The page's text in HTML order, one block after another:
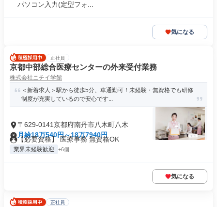
パソコン入力(定型フォ...
気になる
正社員
京都中部総合医療センターの外来受付業務
株式会社ニチイ学館
＜新着求人＞駅から徒歩5分、車通勤可！未経験・無資格でも研修
制度が充実しているので安心です...
〒629-0141京都府南丹市八木町八木
月給18万540円～18万7940円
【必要資格】 医療事務 無資格OK
業界未経験歓迎 +6個
気になる
正社員